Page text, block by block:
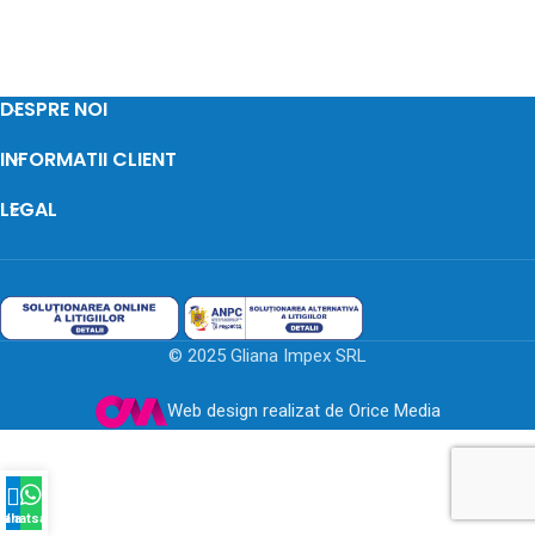
DESPRE NOI
INFORMATII CLIENT
LEGAL
© 2025 Gliana Impex SRL
Web design realizat de Orice Media
acum
Whatsapp